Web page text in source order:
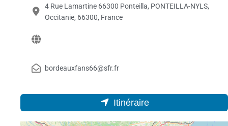
4 Rue Lamartine 66300 Ponteilla, PONTEILLA-NYLS,
Occitanie, 66300, France
bordeauxfans66@sfr.fr
Itinéraire